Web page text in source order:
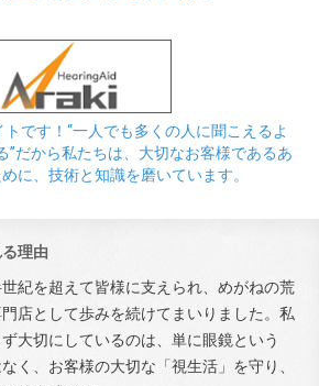
です！“一人でも多くの人に聞こえるよ
”だから私たちは、大切なお客様であるあ
に、技術と知識を磨いています。
理由
紀を超えて皆様に支えられ、めがねの荒
店として歩みを続けてまいりました。私
大切にしているのは、単に眼鏡という
く、お客様の大切な「視生活」を守り、